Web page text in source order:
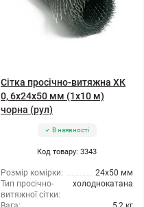
Сітка просічно-витяжна ХК
0, 6x24x50 мм (1x10 м)
чорна (рул)
В наявності
Код товару: 3343
Розмір комірки:
24x50 мм
Тип просічно-
витяжної сітки:
холоднокатана